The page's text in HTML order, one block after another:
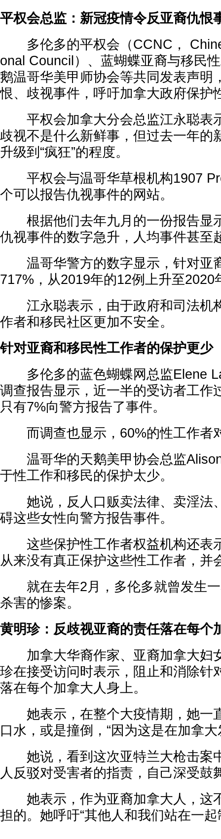
平权会总监：新冠疫情令反亚裔仇恨
多伦多的平权会（CCNC，
onal Council）、蓝蝴蝶亚裔与移民
鹅温哥华美甲师协会等共同发表声明
恨、歧视事件，呼吁加拿大政府保护
平权会加拿大分会总监江永聪表
歧视不是什么新鲜事，但过去一年的
升级到“疯狂”的程度。
平权会与温哥华草根机构1907
个可以报告仇视事件的网站。
根据他们去年九月的一份报告显
仇视事件的数字急升，人均事件甚至
温哥华警方的数字显示，针对亚
717%，从2019年的12例上升至2020
江永聪表示，由于政府和司法机
作者和移民社区更加不安全。
针对亚裔和移民性工作者的保护更少
多伦多的蓝色蝴蝶网总监Elene
调查报告显示，近一半的受访者工作
只有7%向警方报告了事件。
而调查也显示，60%的性工作者
温哥华的天鹅美甲协会总监
于性工作和移民的保护太少。
她说，反人口贩卖法律、卖淫法
碍这些女性向警方报告事件。
这些保护性工作者权益机构还表
从来没有真正保护这些性工作者，并
就在去年2月，多伦多就曾发生一
杀害的惨案。
黄明珍：反歧视亚裔的责任落在每个
加拿大华裔作家、亚裔加拿大妇
珍在接受访问时表示，阻止和消除针
落在每个加拿大人身上。
她表示，在整个大疫情期，她一
口水，或是撞倒，“因为这是在加拿
她说，看到这次亚特兰大枪击案
人反驳对受害者的指责，自己深受鼓
她表示，作为亚裔加拿大人，这
担的。她呼吁“其他人和我们站在一